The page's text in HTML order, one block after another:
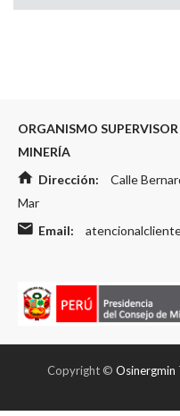
ORGANISMO
MINERÍA
Dirección:
Calle
Mar
Email:
Copyright © Osinergmin